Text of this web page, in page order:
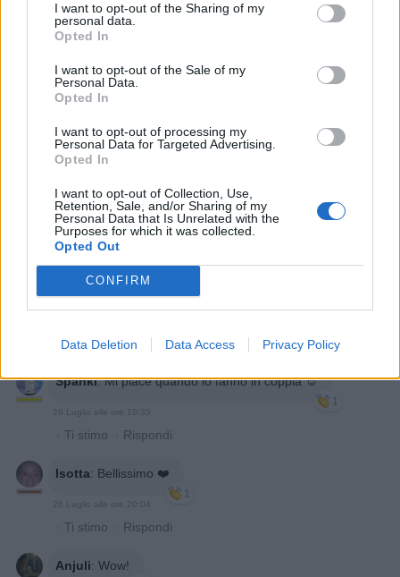
I want to opt-out of the Sharing of my
personal data.
Opted In
I want to opt-out of the Sale of my
Personal Data.
Opted In
I want to opt-out of processing my
Personal Data for Targeted Advertising.
Opted In
I want to opt-out of Collection, Use,
Retention, Sale, and/or Sharing of my
Personal Data that Is Unrelated with the
Purposes for which it was collected.
Opted Out
CONFIRM
Data Deletion Data Access Privacy Policy
Animazione Pesantissima (4.36 Mb)
Stime: 5
Ti stimo fratello
Link
Salva
Artisti
Spanki:Mi piace quando lo fanno in coppia ☺️
1
· Ti stimo · Rispondi
Isotta: Bellissimo ❤️
1
· Ti stimo · Rispondi
Anjuli: Wow!